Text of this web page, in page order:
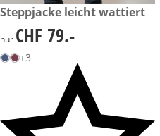
CHF 79.-
Steppjacke leicht wattiert
CHF 79.-
nur CHF 79.-
+3